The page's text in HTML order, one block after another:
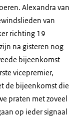
Alexandra van
van
richting 19
na gisteren nog
bijeenkomst
vicepremier,
de bijeenkomst die
praten met zoveel
op ieder signaal